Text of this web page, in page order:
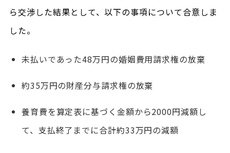
ら交渉した結果として、以下の事項について合意しま
した。
未払いであった48万円の婚姻費用請求権の放棄
約35万円の財産分与請求権の放棄
養育費を算定表に基づく金額から2000円減額し
て、支払終了までに合計約33万円の減額